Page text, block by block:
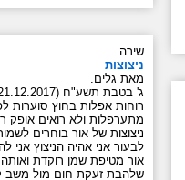
שירה
ניצוצות
מאת גלים.
ג' בטבת תשע"ח (21.12.2017)
רוחות אפלות בחוץ סוערות
מתערפלות ולא רואים אופק
ניצוצות של אור בוחרים
לבעור אני אהיה הניצוץ אני
אור מטיפת שמן רוקדת
שלהבת זעקת חום מול משב